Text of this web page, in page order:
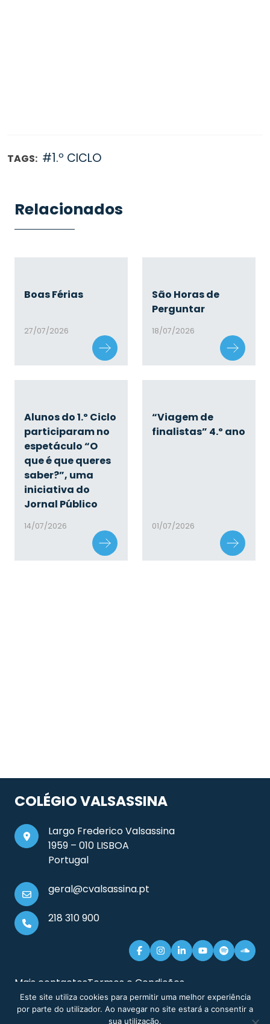
TAGS: #1.º CICLO
Relacionados
Boas Férias
27/07/2026
São Horas de
Perguntar
18/07/2026
Alunos do 1.º Ciclo
participaram no
espetáculo “O
que é que queres
saber?”, uma
iniciativa do
Jornal Público
14/07/2026
“Viagem de
finalistas” 4.º ano
01/07/2026
COLÉGIO VALSASSINA
Largo Frederico Valsassina
1959 – 010 LISBOA
Portugal
geral@cvalsassina.pt
218 310 900
Mais contactosTermos e Condições
Documentos e Informação LegalSitemap
Este site utiliza cookies para permitir uma melhor experiência
por parte do utilizador. Ao navegar no site estará a consentir a
sua utilização.